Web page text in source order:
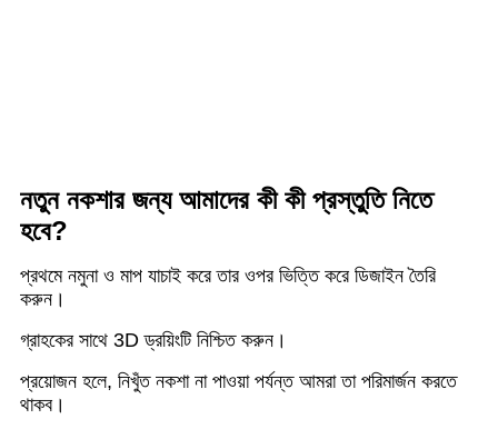
নতুন নকশার জন্য আমাদের কী কী প্রস্তুতি নিতে
হবে?
প্রথমে নমুনা ও মাপ যাচাই করে তার ওপর ভিত্তি করে ডিজাইন তৈরি
করুন।
গ্রাহকের সাথে 3D ড্রয়িংটি নিশ্চিত করুন।
প্রয়োজন হলে, নিখুঁত নকশা না পাওয়া পর্যন্ত আমরা তা পরিমার্জন করতে
থাকব।